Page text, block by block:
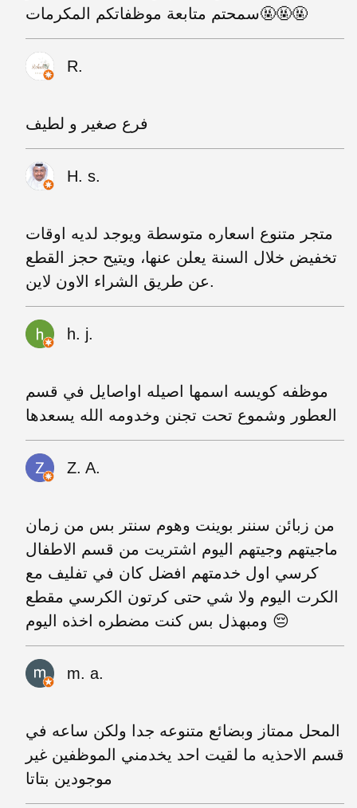
سمحتم متابعة موظفاتكم المكرمات🤬🤬🤬
R.
فرع صغير و لطيف
H. s.
متجر متنوع اسعاره متوسطة ويوجد لديه اوقات
تخفيض خلال السنة يعلن عنها، ويتيح حجز القطع
عن طريق الشراء الاون لاين.
h. j.
موظفه كويسه اسمها اصيله اواصايل في قسم
العطور وشموع تحت تجنن وخدومه الله يسعدها
Z. A.
من زبائن سننر بوينت وهوم سنتر بس من زمان
ماجيتهم وجيتهم اليوم اشتريت من قسم الاطفال
كرسي اول خدمتهم افضل كان في تفليف مع
الكرت اليوم ولا شي حتى كرتون الكرسي مقطع
ومبهذل بس كنت مضطره اخذه اليوم 😔
m. a.
المحل ممتاز وبضائع متنوعه جدا ولكن ساعه في
قسم الاحذيه ما لقيت احد يخدمني الموظفين غير
موجودين بتاتا